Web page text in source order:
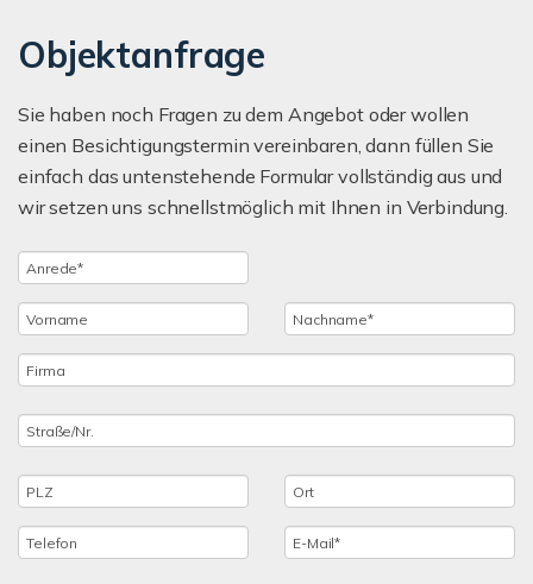
Objektanfrage
Sie haben noch Fragen zu dem Angebot oder wollen
einen Besichtigungstermin vereinbaren, dann füllen Sie
einfach das untenstehende Formular vollständig aus und
wir setzen uns schnellstmöglich mit Ihnen in Verbindung.